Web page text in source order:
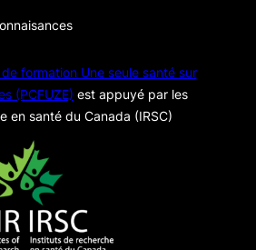
formation Une seule santé sur
(PCFUZE) est appuyé par les
en santé du Canada (IRSC)